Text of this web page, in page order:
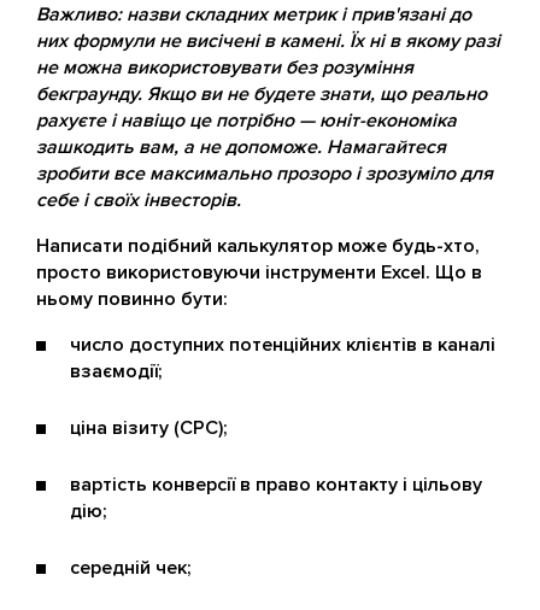
Важливо: назви складних метрик і прив'язані до
них формули не висічені в камені. Їх ні в якому разі
не можна використовувати без розуміння
бекграунду. Якщо ви не будете знати, що реально
рахуєте і навіщо це потрібно — юніт-економіка
зашкодить вам, а не допоможе. Намагайтеся
зробити все максимально прозоро і зрозуміло для
себе і своїх інвесторів.
Написати подібний калькулятор може будь-хто,
просто використовуючи інструменти Excel. Що в
ньому повинно бути:
число доступних потенційних клієнтів в каналі
взаємодії;
ціна візиту (CPC);
вартість конверсії в право контакту і цільову
дію;
середній чек;